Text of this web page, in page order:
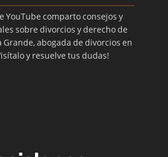
YouTube comparto consejos y
sobre divorcios y derecho de
Grande, abogada de divorcios en
y resuelve tus dudas!